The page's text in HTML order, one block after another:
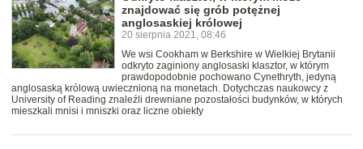
znajdować się grób potężnej
anglosaskiej królowej
20 sierpnia 2021, 08:46
We wsi Cookham w Berkshire w Wielkiej Brytanii
odkryto zaginiony anglosaski klasztor, w którym
prawdopodobnie pochowano Cynethryth, jedyną
anglosaską królową uwiecznioną na monetach. Dotychczas naukowcy z
University of Reading znaleźli drewniane pozostałości budynków, w których
mieszkali mnisi i mniszki oraz liczne obiekty